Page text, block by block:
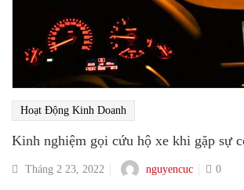
Hoạt Động Kinh Doanh
Kinh nghiệm gọi cứu hộ xe khi gặp sự
Tháng 2 23, 2022 nguyencuc 0